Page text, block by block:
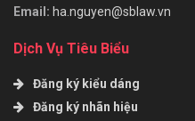
Email: ha.nguyen@sblaw.vn
Dịch Vụ Tiêu Biểu
Đăng ký kiểu dáng
Đăng ký nhãn hiệu